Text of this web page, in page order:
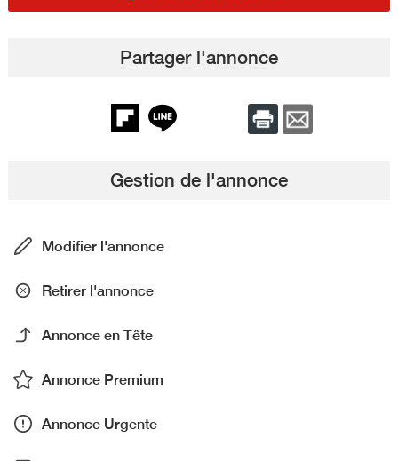
Partager l'annonce
Gestion de l'annonce
Modifier l'annonce
Retirer l'annonce
Annonce en Tête
Annonce Premium
Annonce Urgente